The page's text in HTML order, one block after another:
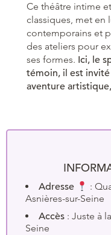
Ce théâtre intime
classiques, met en
contemporains et
des ateliers pour
ses formes. Ici, le
témoin, il est
aventure
Adresse
:
Asnières-sur-Seine
Accès : Juste à
Seine